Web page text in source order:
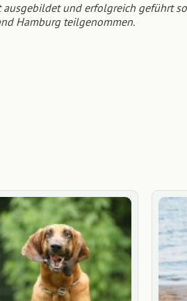
ausgebildet und erfolgreich geführt
Hamburg teilgenommen.